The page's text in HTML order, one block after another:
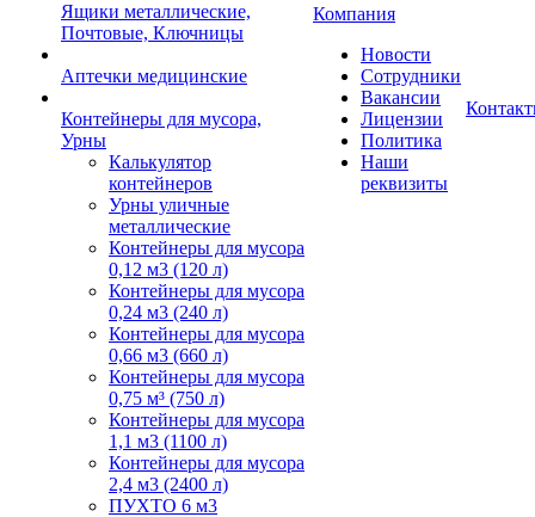
Ящики металлические,
Почтовые, Ключницы
Аптечки медицинские
Контейнеры для мусора,
Урны
Калькулятор
контейнеров
Урны уличные
металлические
Контейнеры для мусора
0,12 м3 (120 л)
Контейнеры для мусора
0,24 м3 (240 л)
Контейнеры для мусора
0,66 м3 (660 л)
Контейнеры для мусора
0,75 м³ (750 л)
Контейнеры для мусора
1,1 м3 (1100 л)
Контейнеры для мусора
2,4 м3 (2400 л)
ПУХТО 6 м3
Компания
Новости
Сотрудники
Вакансии
Лицензии
Политика
Наши
реквизиты